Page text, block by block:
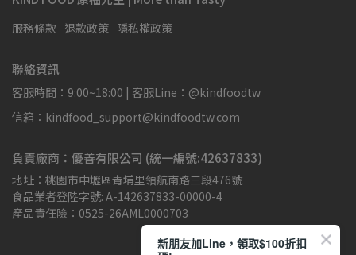
服務條款 退款政策 隱私權政策
聯絡資訊
客服時間：9:00~18:00 | 客服Line：@kindfoodtw
信箱：kindfood_support@kindfoodtw.com
負責廠商：優善有限公司 (統一編號:42637833)
地址：桃園市中壢區青埔里領航南路三段476號
食品業者登陸字號: A-142637833-00000-4
產品責任險：0525-26AML0000703
新朋友加Line，領取$100折扣